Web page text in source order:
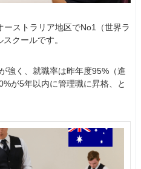
ストラリア地区でNo1（世界ラ
クールです。
強く、就職率は昨年度95%（進
が5年以内に管理職に昇格、と